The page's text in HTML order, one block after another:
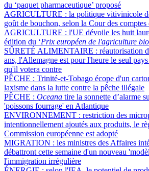
du ‘paquet pharmaceutique’ proposé
AGRICULTURE : la politique vitivinicole
goût de bouchon, selon la Cour des
AGRICULTURE : l'UE dévoile les huit
édition du ‘Prix européen de l'agriculture
SÛRETÉ ALIMENTAIRE : réautorisation
ans, l'Allemagne est pour l'heure le seul
qu'il votera contre
PÊCHE : Trinité-et-Tobago écope d'un
laxisme dans la lutte contre la pêche illégale
PÊCHE : Oceana tire la sonnette d’alarme
'poissons fourrage' en Atlantique
ENVIRONNEMENT : restriction des
intentionnellement ajoutés aux produits, le
Commission européenne est adopté
MIGRATION : les ministres des Affaires
débattront cette semaine d'un nouveau
l'immigration irrégulière